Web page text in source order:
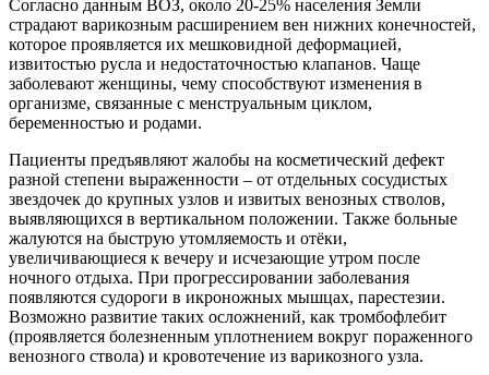
Согласно данным ВОЗ, около 20-25% населения Земли
страдают варикозным расширением вен нижних конечностей,
которое проявляется их мешковидной деформацией,
извитостью русла и недостаточностью клапанов. Чаще
заболевают женщины, чему способствуют изменения в
организме, связанные с менструальным циклом,
беременностью и родами.
Пациенты предъявляют жалобы на косметический дефект
разной степени выраженности – от отдельных сосудистых
звездочек до крупных узлов и извитых венозных стволов,
выявляющихся в вертикальном положении. Также больные
жалуются на быструю утомляемость и отёки,
увеличивающиеся к вечеру и исчезающие утром после
ночного отдыха. При прогрессировании заболевания
появляются судороги в икроножных мышцах, парестезии.
Возможно развитие таких осложнений, как тромбофлебит
(проявляется болезненным уплотнением вокруг пораженного
венозного ствола) и кровотечение из варикозного узла.